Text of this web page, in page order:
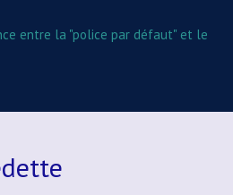
entre la "police par défaut" et le